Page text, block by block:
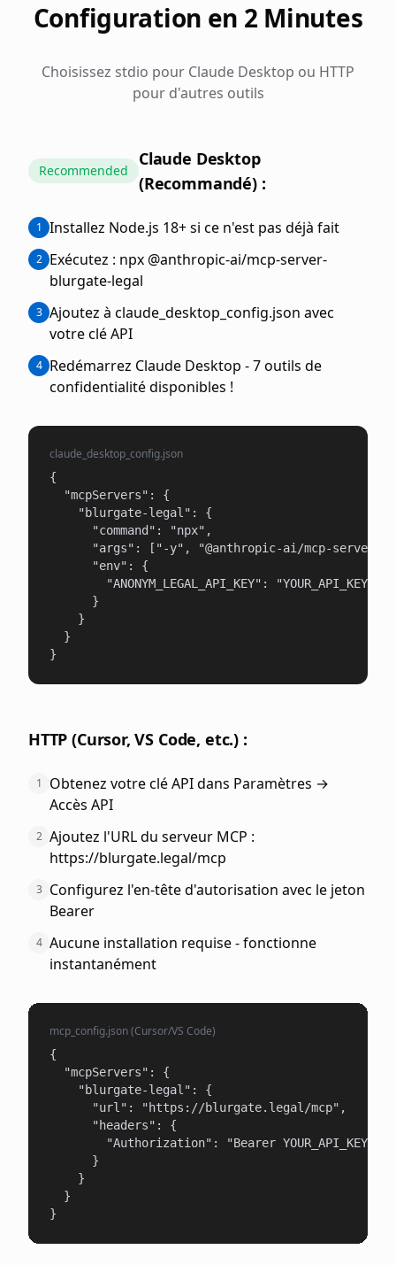
Configuration en 2 Minutes
Choisissez stdio pour Claude Desktop ou HTTP
pour d'autres outils
Recommended
Claude Desktop
(Recommandé) :
1 Installez Node.js 18+ si ce n'est pas déjà fait
2 Exécutez : npx @anthropic-ai/mcp-server-
blurgate-legal
3 Ajoutez à claude_desktop_config.json avec
votre clé API
4 Redémarrez Claude Desktop - 7 outils de
confidentialité disponibles !
claude_desktop_config.json
{
  "mcpServers": {
    "blurgate-legal": {
      "command": "npx",
"args": ["-y", "@anthropic-ai/mcp-server-
      "env": {
        "ANONYM_LEGAL_API_KEY": "YOUR_API_KEY"
      }
    }
  }
}
HTTP (Cursor, VS Code, etc.) :
1
Obtenez votre clé API dans Paramètres →
Accès API
2 Ajoutez l'URL du serveur MCP :
https://blurgate.legal/mcp
3 Configurez l'en-tête d'autorisation avec le jeton
Bearer
4 Aucune installation requise - fonctionne
instantanément
mcp_config.json (Cursor/VS Code)
{
  "mcpServers": {
    "blurgate-legal": {
      "url": "https://blurgate.legal/mcp",
      "headers": {
        "Authorization": "Bearer YOUR_API_KEY"
      }
    }
  }
}